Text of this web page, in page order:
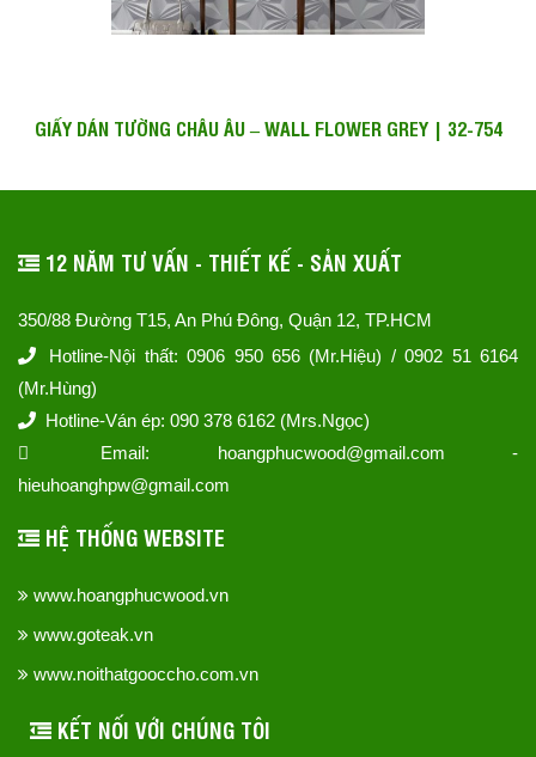
GIẤY DÁN TƯỜNG CHÂU ÂU – WALL FLOWER GREY | 32-754
12 NĂM TƯ VẤN - THIẾT KẾ - SẢN XUẤT
350/88 Đường T15, An Phú Đông, Quận 12, TP.HCM
Hotline-Nội thất: 0906 950 656 (Mr.Hiệu) / 0902 51 6164
(Mr.Hùng)
Hotline-Ván ép: 090 378 6162 (Mrs.Ngọc)
Email: hoangphucwood@gmail.com -
hieuhoanghpw@gmail.com
HỆ THỐNG WEBSITE
www.hoangphucwood.vn
www.goteak.vn
www.noithatgooccho.com.vn
KẾT NỐI VỚI CHÚNG TÔI